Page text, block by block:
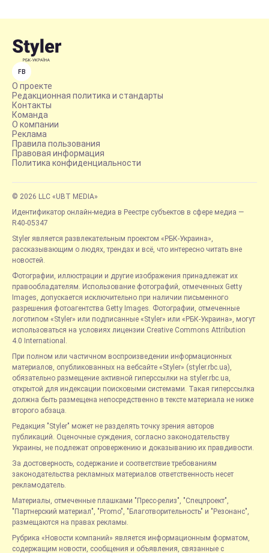
FB
О проекте
Редакционная политика и стандарты
Контакты
Команда
О компании
Реклама
Правила пользования
Правовая информация
Политика конфиденциальности
© 2026 LLC «UBT MEDIA»
Идентификатор онлайн-медиа в Реестре субъектов в сфере медиа —
R40-05347
Styler является развлекательным проектом «РБК-Украина»,
рассказывающим о людях, трендах и всё, что интересно читать вне
новостей.
Фотографии, иллюстрации и другие изображения принадлежат их
правообладателям. Использование фотографий, отмеченных Getty
Images, допускается исключительно при наличии письменного
разрешения фотоагентства Getty Images. Фотографии, отмеченные
логотипом «Styler» или подписанные «Styler» или «РБК-Украина», могут
использоваться на условиях лицензии Creative Commons Attribution
4.0 International.
При полном или частичном воспроизведении информационных
материалов, опубликованных на вебсайте «Styler» (styler.rbc.ua),
обязательно размещение активной гиперссылки на styler.rbc.ua,
открытой для индексации поисковыми системами. Такая гиперссылка
должна быть размещена непосредственно в тексте материала не ниже
второго абзаца.
Редакция "Styler" может не разделять точку зрения авторов
публикаций. Оценочные суждения, согласно законодательству
Украины, не подлежат опровержению и доказыванию их правдивости.
За достоверность, содержание и соответствие требованиям
законодательства рекламных материалов ответственность несет
рекламодатель.
Материалы, отмеченные плашками "Пресс-релиз", "Спецпроект",
"Партнерский материал", "Promo", "Благотворительность" и "Резонанс",
размещаются на правах рекламы.
Рубрика «Новости компаний» является информационным форматом,
содержащим новости, сообщения и объявления, связанные с